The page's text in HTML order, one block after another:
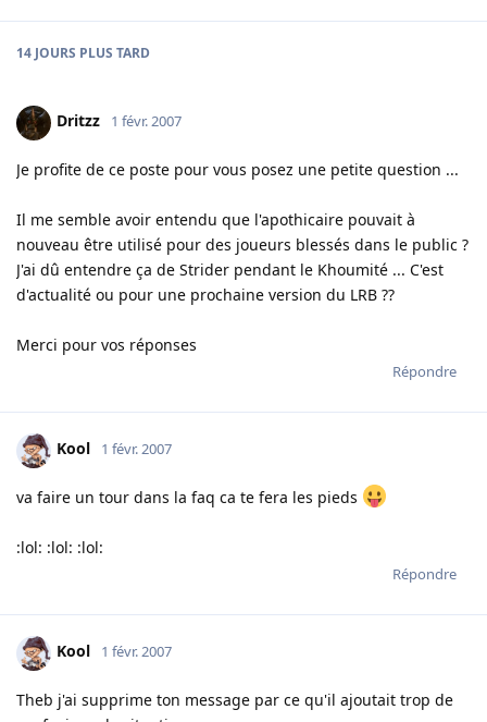
14 JOURS PLUS TARD
Dritzz 1 févr. 2007
Je profite de ce poste pour vous posez une petite question ...
Il me semble avoir entendu que l'apothicaire pouvait à
nouveau être utilisé pour des joueurs blessés dans le public ?
J'ai dû entendre ça de Strider pendant le Khoumité ... C'est
d'actualité ou pour une prochaine version du LRB ??
Merci pour vos réponses
Répondre
Kool 1 févr. 2007
va faire un tour dans la faq ca te fera les pieds
:lol: :lol: :lol:
Répondre
Kool 1 févr. 2007
Theb j'ai supprime ton message par ce qu'il ajoutait trop de